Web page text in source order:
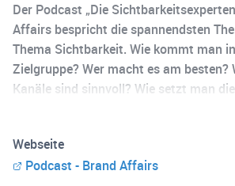
Der Podcast „Die
Affairs bespricht die spannendsten
Thema Sichtbarkeit. Wie kommt man
Zielgruppe? Wer macht es am besten?
Kanäle sind sinnvoll? Wie setzt man
spannendsten Cases ins Ohr. Jede
den Punkt und schliesst mit klaren “to
Webseite
Podcast - Brand Affairs